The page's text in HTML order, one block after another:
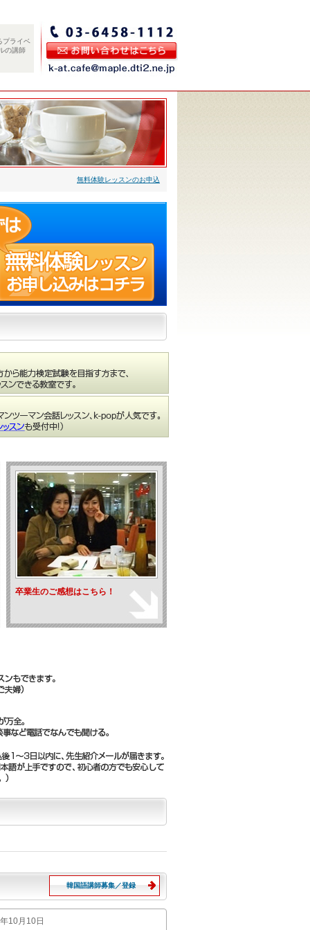
プライベ
の講師
無料体験レッスンのお申込
卒業生のご感想はこちら！
韓国語講師募集／登録
10月10日